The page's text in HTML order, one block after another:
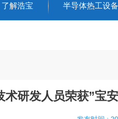
了解浩宝 半导体热工设备
术研发人员荣获”宝